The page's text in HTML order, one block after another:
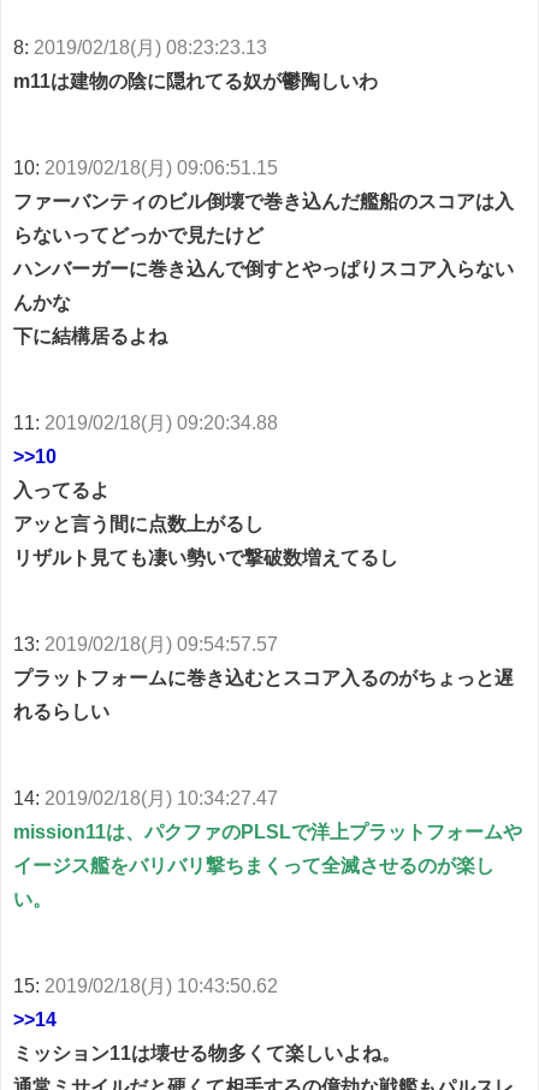
8: 2019/02/18(月) 08:23:23.13
m11は建物の陰に隠れてる奴が鬱陶しいわ
10: 2019/02/18(月) 09:06:51.15
ファーバンティのビル倒壊で巻き込んだ艦船のスコアは入
らないってどっかで見たけど
ハンバーガーに巻き込んで倒すとやっぱりスコア入らない
んかな
下に結構居るよね
11: 2019/02/18(月) 09:20:34.88
>>10
入ってるよ
アッと言う間に点数上がるし
リザルト見ても凄い勢いで撃破数増えてるし
13: 2019/02/18(月) 09:54:57.57
プラットフォームに巻き込むとスコア入るのがちょっと遅
れるらしい
14: 2019/02/18(月) 10:34:27.47
mission11は、パクファのPLSLで洋上プラットフォームや
イージス艦をバリバリ撃ちまくって全滅させるのが楽し
い。
15: 2019/02/18(月) 10:43:50.62
>>14
ミッション11は壊せる物多くて楽しいよね。